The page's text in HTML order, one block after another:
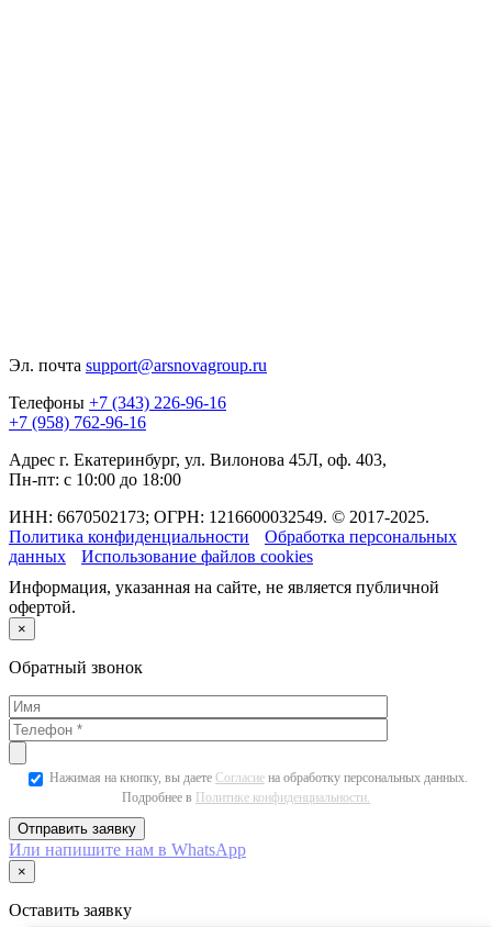
Эл. почта support@arsnovagroup.ru
Телефоны +7 (343) 226-96-16
+7 (958) 762-96-16
Адрес г. Екатеринбург, ул. Вилонова 45Л, оф. 403,
Пн-пт: с 10:00 до 18:00
ИНН: 6670502173; ОГРН: 1216600032549. © 2017-2025.
Политика конфиденциальности
Обработка персональных
данных
Использование файлов cookies
Информация, указанная на сайте, не является публичной
офертой.
×
Обратный звонок
Нажимая на кнопку, вы даете Согласие на обработку персональных данных.
Подробнее в Политике конфиденциальности.
Или напишите нам в WhatsApp
×
Оставить заявку